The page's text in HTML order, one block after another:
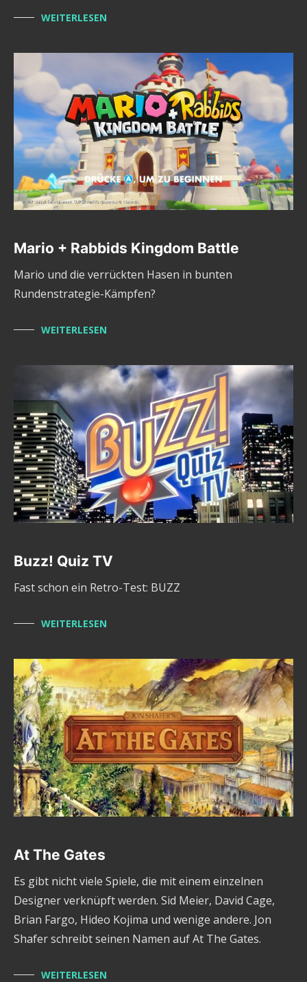
WEITERLESEN
Mario + Rabbids Kingdom Battle
Mario und die verrückten Hasen in bunten
Rundenstrategie-Kämpfen?
WEITERLESEN
Buzz! Quiz TV
Fast schon ein Retro-Test: BUZZ
WEITERLESEN
At The Gates
Es gibt nicht viele Spiele, die mit einem einzelnen
Designer verknüpft werden. Sid Meier, David Cage,
Brian Fargo, Hideo Kojima und wenige andere. Jon
Shafer schreibt seinen Namen auf At The Gates.
WEITERLESEN